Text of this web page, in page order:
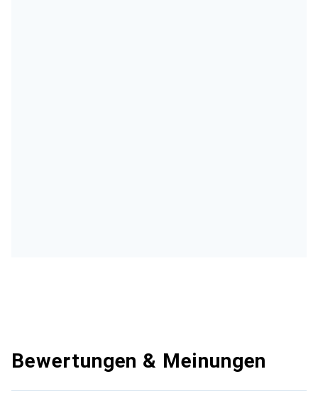
Bewertungen & Meinungen